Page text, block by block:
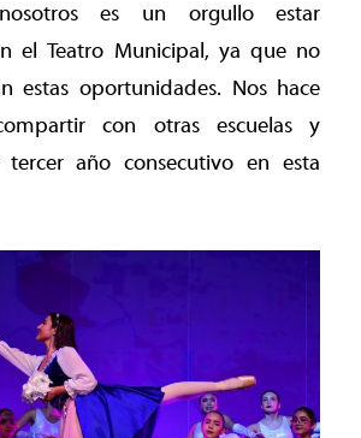
es un orgullo estar
el Teatro Municipal, ya que no
estas oportunidades. Nos hace
con otras escuelas y
año consecutivo en esta